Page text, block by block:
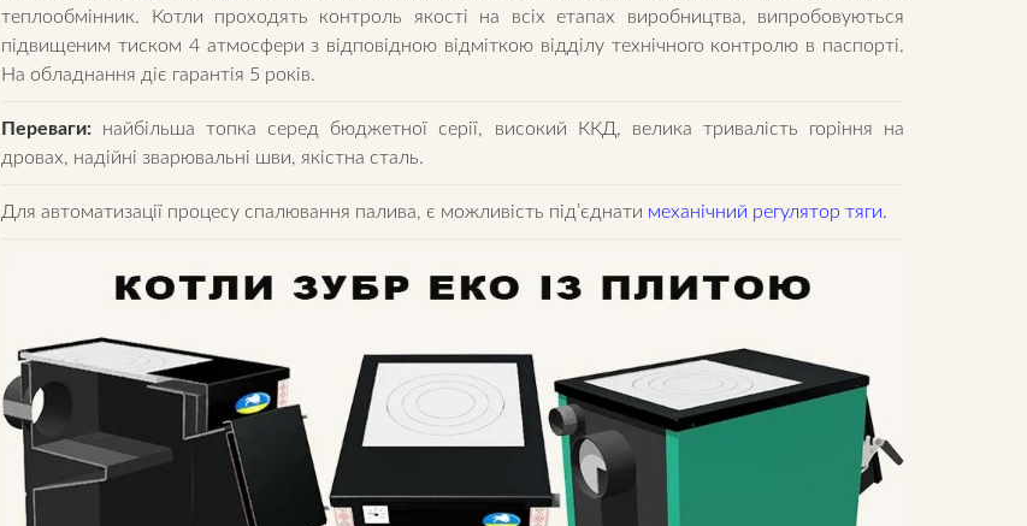
теплообмінник. Котли проходять контроль якості на всіх етапах виробництва, випробовуються
підвищеним тиском 4 атмосфери з відповідною відміткою відділу технічного контролю в паспорті.
На обладнання діє гарантія 5 років.
Переваги: найбільша топка серед бюджетної серії, високий ККД, велика тривалість горіння на
дровах, надійні зварювальні шви, якістна сталь.
Для автоматизації процесу спалювання палива, є можливість під’єднати механічний регулятор тяги.